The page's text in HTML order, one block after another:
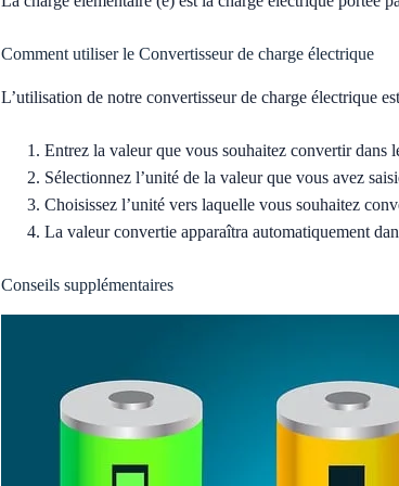
Comment utiliser le Convertisseur de charge électrique
L’utilisation de notre convertisseur de charge électrique
Entrez la valeur que vous souhaitez convertir dans
Sélectionnez l’unité de la valeur que vous avez
Choisissez l’unité vers laquelle vous souhaitez
La valeur convertie apparaîtra automatiquement
Conseils supplémentaires